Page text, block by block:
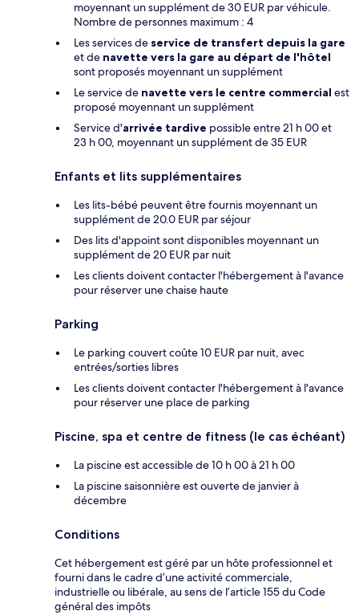
moyennant un supplément de 30 EUR par véhicule.
Nombre de personnes maximum : 4
Les services de service de transfert depuis la gare
et de navette vers la gare au départ de l'hôtel
sont proposés moyennant un supplément
Le service de navette vers le centre commercial est
proposé moyennant un supplément
Service d'arrivée tardive possible entre 21 h 00 et
23 h 00, moyennant un supplément de 35 EUR
Enfants et lits supplémentaires
Les lits-bébé peuvent être fournis moyennant un
supplément de 20.0 EUR par séjour
Des lits d'appoint sont disponibles moyennant un
supplément de 20 EUR par nuit
Les clients doivent contacter l'hébergement à l'avance
pour réserver une chaise haute
Parking
Le parking couvert coûte 10 EUR par nuit, avec
entrées/sorties libres
Les clients doivent contacter l'hébergement à l'avance
pour réserver une place de parking
Piscine, spa et centre de fitness (le cas échéant)
La piscine est accessible de 10 h 00 à 21 h 00
La piscine saisonnière est ouverte de janvier à
décembre
Conditions
Cet hébergement est géré par un hôte professionnel et
fourni dans le cadre d’une activité commerciale,
industrielle ou libérale, au sens de l’article 155 du Code
général des impôts